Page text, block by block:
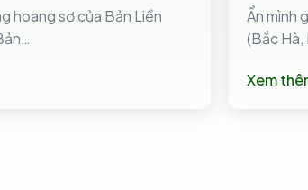
hoang sơ của Bản Liền
Ẩn mình
(Bắc Hà,
Xem